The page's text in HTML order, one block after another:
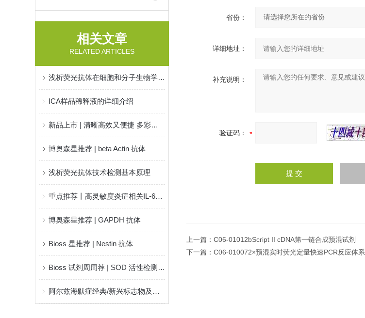
相关文章
RELATED ARTICLES
浅析荧光抗体在细胞和分子生物学中的应用
ICA样品稀释液的详细介绍
新品上市 | 清晰高效又便捷 多彩科研新视界-Bioss mIHC 试剂盒
博奥森星推荐 | beta Actin 抗体
浅析荧光抗体技术检测基本原理
重点推荐丨高灵敏度炎症相关IL-6配对抗体！
博奥森星推荐 | GAPDH 抗体
Bioss 星推荐 | Nestin 抗体
Bioss 试剂周周荐 | SOD 活性检测试剂盒
阿尔兹海默症经典/新兴标志物及热门研究靶点抗体推荐
省份：
详细地址：
补充说明：
验证码：
上一篇： C06-01012bScript II cDNA第一链合成预混试剂
下一篇： C06-010072×预混实时荧光定量快速PCR反应体系